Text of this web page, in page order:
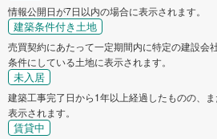
情報公開日が7日以内の場合に表示されます。
建築条件付き土地
売買契約にあたって一定期間内に特定の建設会
条件にしている土地に表示されます。
未入居
建築工事完了日から1年以上経過したものの、
表示されます。
賃貸中